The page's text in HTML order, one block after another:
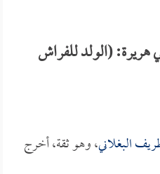
(الولد للفراش
البغلاني، وهو ثقة، أخرج